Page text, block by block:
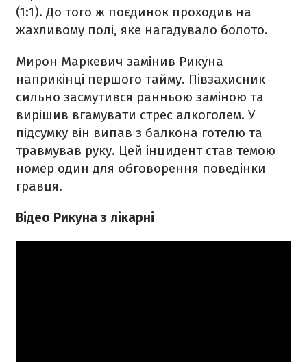
(1:1). До того ж поєдинок проходив на
жахливому полі, яке нагадувало болото.
Мирон Маркевич замінив Рикуна
наприкінці першого тайму. Півзахисник
сильно засмутився ранньою заміною та
вирішив вгамувати стрес алкоголем. У
підсумку він випав з балкона готелю та
травмував руку. Цей інцидент став темою
номер один для обговорення поведінки
гравця.
Відео Рикуна з лікарні